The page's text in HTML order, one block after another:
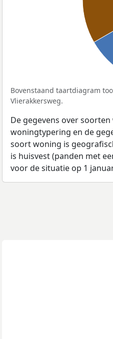
Bovenstaand taartdiagram
Vlierakkersweg.
De gegevens over
woningtypering en de
soort woning is
is huisvest (panden met
voor de situatie op 1